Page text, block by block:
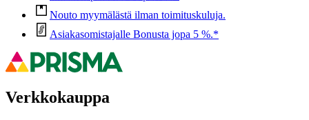
Nouto myymälästä ilman toimituskuluja.
Asiakasomistajalle Bonusta jopa 5 %.*
Verkkokauppa